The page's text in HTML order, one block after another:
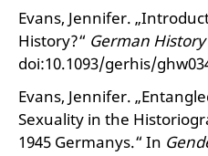
Evans, Jennifer.
History?“ German History
doi:10.1093/gerhis/
Evans, Jennifer.
Sexuality in the
1945 Germanys.“ In